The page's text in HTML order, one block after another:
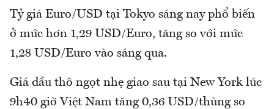
Tỷ giá Euro/USD tại Tokyo sáng nay phổ biến
ở mức hơn 1,29 USD/Euro, tăng so với mức
1,28 USD/Euro vào sáng qua.
Giá dầu thô ngọt nhẹ giao sau tại New York lúc
9h40 giờ Việt Nam tăng 0,36 USD/thùng so